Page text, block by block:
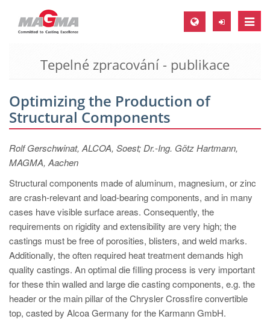
Toggle
MAGMA Europe, Germany
EN
CS
MAGMA North-America, USA
EN
ES
MAGMA Asia-Pacific, Singapore
EN
MAGMA South-America, Brazil
PT
ES
MAGMA Türkiye
Tepelné zpracování - publikace
Optimizing the Production of
Structural Components
Rolf Gerschwinat, ALCOA, Soest; Dr.-Ing. Götz Hartmann,
MAGMA, Aachen
Structural components made of aluminum, magnesium, or zinc
are crash-relevant and load-bearing components, and in many
cases have visible surface areas. Consequently, the
requirements on rigidity and extensibility are very high; the
castings must be free of porosities, blisters, and weld marks.
Additionally, the often required heat treatment demands high
quality castings. An optimal die filling process is very important
for these thin walled and large die casting components, e.g. the
header or the main pillar of the Chrysler Crossfire convertible
top, casted by Alcoa Germany for the Karmann GmbH.